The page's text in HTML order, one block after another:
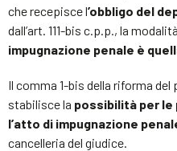
che recepisce l’obbligo del
dall’art. 111-bis c.p.p., la
impugnazione penale è
Il comma 1-bis della riforma del
stabilisce la possibilità per
l’atto di impugnazione
cancelleria del giudice.